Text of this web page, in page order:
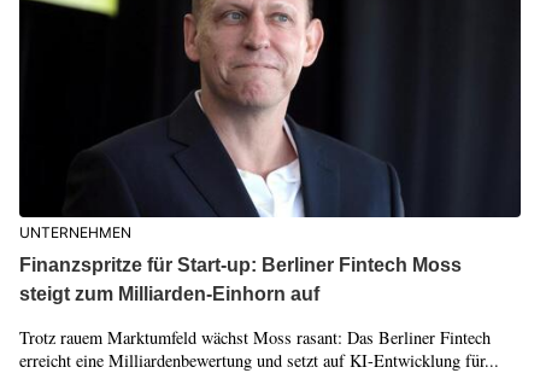
UNTERNEHMEN
Finanzspritze für Start-up: Berliner Fintech Moss
steigt zum Milliarden-Einhorn auf
Trotz rauem Marktumfeld wächst Moss rasant: Das Berliner Fintech
erreicht eine Milliardenbewertung und setzt auf KI-Entwicklung für...